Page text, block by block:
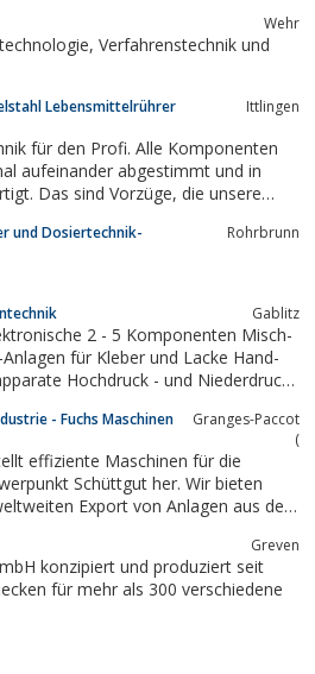
Wehr
und
Lebensmittelrührer
Ittlingen
für den Profi. Alle Komponenten
sind Vorzüge, die unsere
wissen und die die Marke epi
hinaus...
und Dosiertechnik-
Rohrbrunn
Gablitz
2 - 5 Komponenten Misch-
für Kleber und Lacke Hand-
Hochdruck - und Niederdruck-
trockene und wasserbeflutete
- Fuchs Maschinen
Granges-Paccot
(
effiziente Maschinen für die
Schüttgut her. Wir bieten
Greven
konzipiert und produziert seit
für mehr als 300 verschiedene